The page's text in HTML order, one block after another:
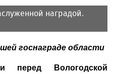
наградой.
госнаграде области
перед Вологодской